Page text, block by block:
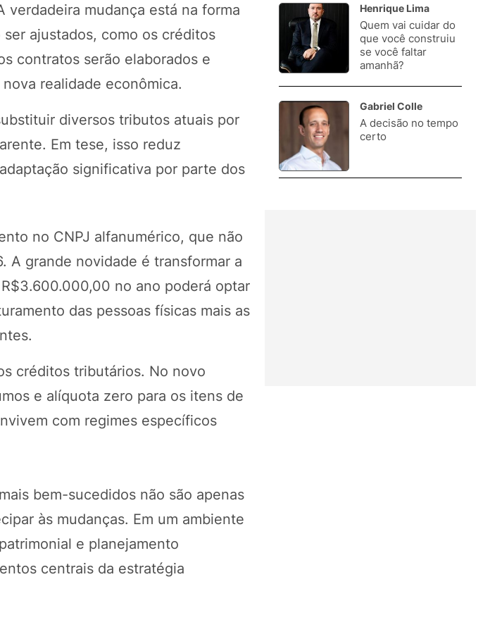
verdadeira mudança está na forma
ajustados, como os créditos
contratos serão elaborados e
realidade econômica.
diversos tributos atuais por
Em tese, isso reduz
significativa por parte dos
no CNPJ alfanumérico, que não
A grande novidade é transformar a
no ano poderá optar
das pessoas físicas mais as
créditos tributários. No novo
e alíquota zero para os itens de
com regimes específicos
bem-sucedidos não são apenas
às mudanças. Em um ambiente
e planejamento
centrais da estratégia
Henrique Lima
Quem vai cuidar do
que você construiu
se você faltar
amanhã?
Gabriel Colle
A decisão no tempo
certo